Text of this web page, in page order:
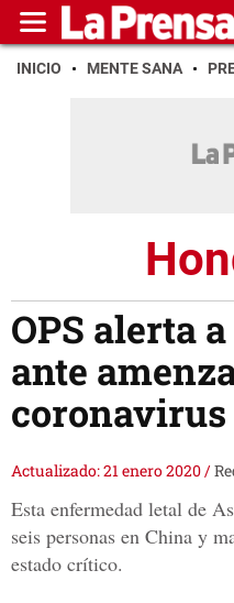
INICIO MENTE SANA
OPS alerta
ante
Actualizado: 21 enero 2020/
Esta enfermedad letal de
seis personas en China y
estado crítico.